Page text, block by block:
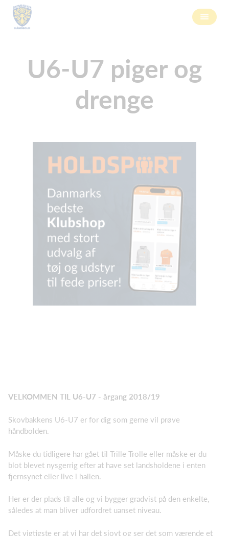
U6-U7 piger og
drenge
VELKOMMEN TIL U6-U7 - årgang 2018/19
Skovbakkens U6-U7 er for dig som gerne vil prøve
håndbolden.
Måske du tidligere har gået til Trille Trolle eller måske er du
blot blevet nysgerrig efter at have set landsholdene i enten
fjernsynet eller live i hallen.
Her er der plads til alle og vi bygger gradvist på den enkelte,
således at man bliver udfordret uanset niveau.
Det vigtigste er at vi har det sjovt og ser det som værende et